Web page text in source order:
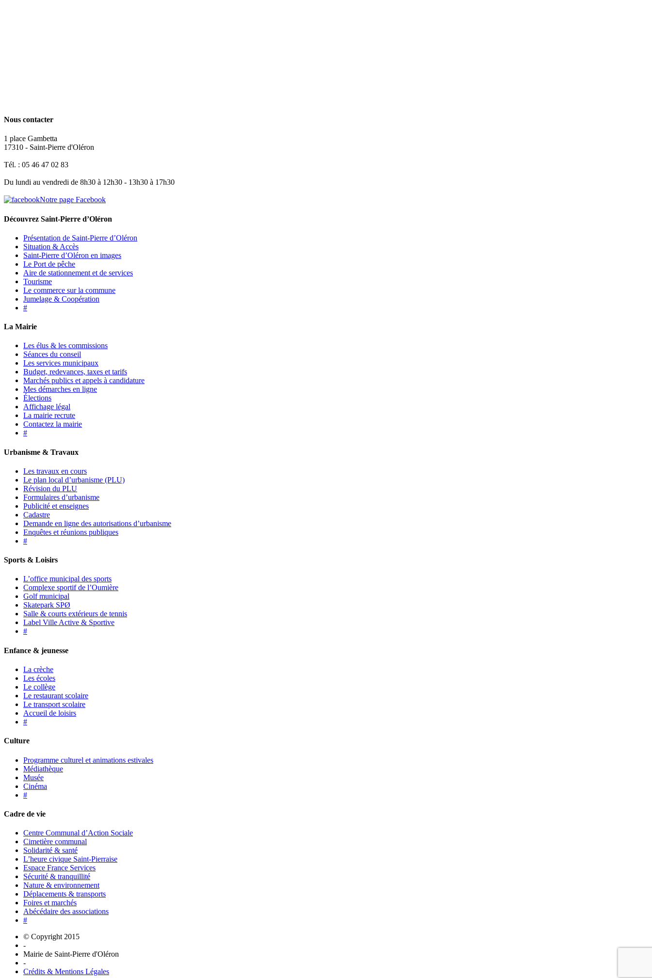
Nous contacter
1 place Gambetta
17310 - Saint-Pierre d'Oléron
Tél. : 05 46 47 02 83
Du lundi au vendredi de 8h30 à 12h30 - 13h30 à 17h30
Notre page Facebook
Découvrez Saint-Pierre d’Oléron
Présentation de Saint-Pierre d’Oléron
Situation & Accès
Saint-Pierre d’Oléron en images
Le Port de pêche
Aire de stationnement et de services
Tourisme
Le commerce sur la commune
Jumelage & Coopération
#
La Mairie
Les élus & les commissions
Séances du conseil
Les services municipaux
Budget, redevances, taxes et tarifs
Marchés publics et appels à candidature
Mes démarches en ligne
Élections
Affichage légal
La mairie recrute
Contactez la mairie
#
Urbanisme & Travaux
Les travaux en cours
Le plan local d’urbanisme (PLU)
Révision du PLU
Formulaires d’urbanisme
Publicité et enseignes
Cadastre
Demande en ligne des autorisations d’urbanisme
Enquêtes et réunions publiques
#
Sports & Loisirs
L’office municipal des sports
Complexe sportif de l’Oumière
Golf municipal
Skatepark SPØ
Salle & courts extérieurs de tennis
Label Ville Active & Sportive
#
Enfance & jeunesse
La crèche
Les écoles
Le collège
Le restaurant scolaire
Le transport scolaire
Accueil de loisirs
#
Culture
Programme culturel et animations estivales
Médiathèque
Musée
Cinéma
#
Cadre de vie
Centre Communal d’Action Sociale
Cimetière communal
Solidarité & santé
L’heure civique Saint-Pierraise
Espace France Services
Sécurité & tranquillité
Nature & environnement
Déplacements & transports
Foires et marchés
Abécédaire des associations
#
© Copyright 2015
-
Mairie de Saint-Pierre d'Oléron
-
Crédits & Mentions Légales